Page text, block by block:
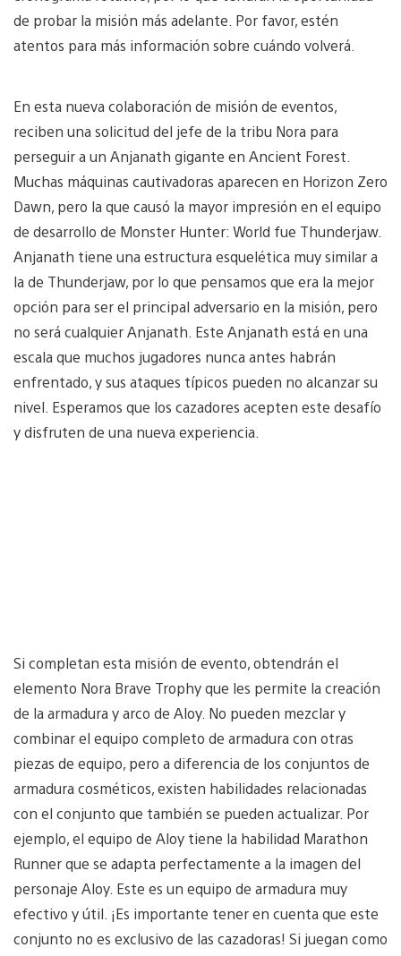
de probar la misión más adelante. Por favor, estén
atentos para más información sobre cuándo volverá.
En esta nueva colaboración de misión de eventos,
reciben una solicitud del jefe de la tribu Nora para
perseguir a un Anjanath gigante en Ancient Forest.
Muchas máquinas cautivadoras aparecen en Horizon Zero
Dawn, pero la que causó la mayor impresión en el equipo
de desarrollo de Monster Hunter: World fue Thunderjaw.
Anjanath tiene una estructura esquelética muy similar a
la de Thunderjaw, por lo que pensamos que era la mejor
opción para ser el principal adversario en la misión, pero
no será cualquier Anjanath. Este Anjanath está en una
escala que muchos jugadores nunca antes habrán
enfrentado, y sus ataques típicos pueden no alcanzar su
nivel. Esperamos que los cazadores acepten este desafío
y disfruten de una nueva experiencia.
Si completan esta misión de evento, obtendrán el
elemento Nora Brave Trophy que les permite la creación
de la armadura y arco de Aloy. No pueden mezclar y
combinar el equipo completo de armadura con otras
piezas de equipo, pero a diferencia de los conjuntos de
armadura cosméticos, existen habilidades relacionadas
con el conjunto que también se pueden actualizar. Por
ejemplo, el equipo de Aloy tiene la habilidad Marathon
Runner que se adapta perfectamente a la imagen del
personaje Aloy. Este es un equipo de armadura muy
efectivo y útil. ¡Es importante tener en cuenta que este
conjunto no es exclusivo de las cazadoras! Si juegan como